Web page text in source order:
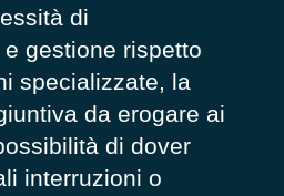
di
gestione rispetto
specializzate, la
da erogare ai
di dover
interruzioni o